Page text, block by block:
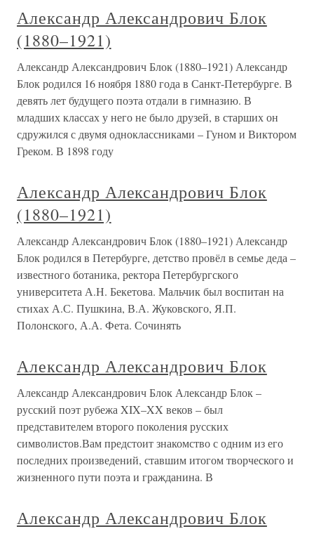
Александр Александрович Блок
(1880–1921)
Александр Александрович Блок (1880–1921) Александр
Блок родился 16 ноября 1880 года в Санкт-Петербурге. В
девять лет будущего поэта отдали в гимназию. В
младших классах у него не было друзей, в старших он
сдружился с двумя одноклассниками – Гуном и Виктором
Греком. В 1898 году
Александр Александрович Блок
(1880–1921)
Александр Александрович Блок (1880–1921) Александр
Блок родился в Петербурге, детство провёл в семье деда –
известного ботаника, ректора Петербургского
университета А.Н. Бекетова. Мальчик был воспитан на
стихах А.С. Пушкина, В.А. Жуковского, Я.П.
Полонского, А.А. Фета. Сочинять
Александр Александрович Блок
Александр Александрович Блок Александр Блок –
русский поэт рубежа XIX–XX веков – был
представителем второго поколения русских
символистов.Вам предстоит знакомство с одним из его
последних произведений, ставшим итогом творческого и
жизненного пути поэта и гражданина. В
Александр Александрович Блок